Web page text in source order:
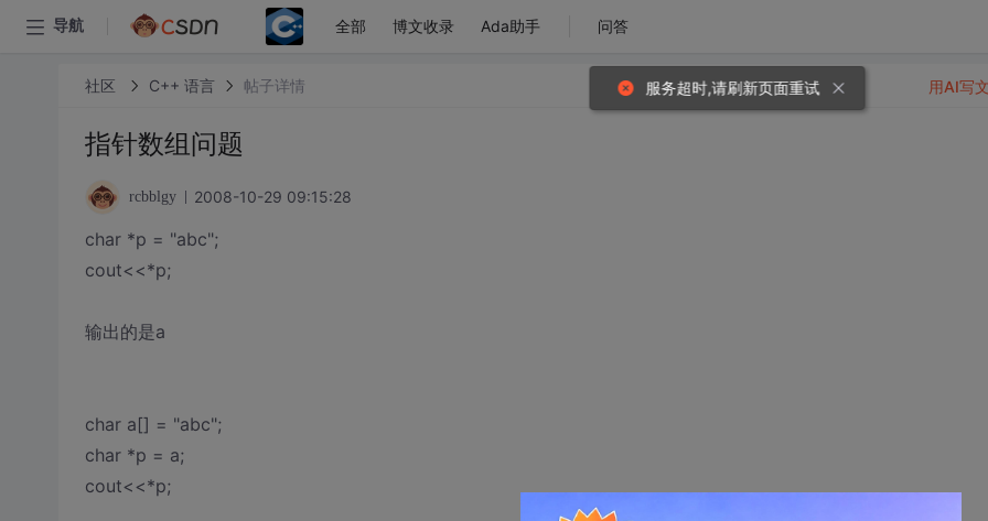
导航 全部 博文收录 Ada助手 问答
社区 C++ 语言 帖子详情
指针数组问题
rcbblgy 2008-10-29 09:15:28
char *p = "abc";
cout<<*p;
输出的是a
char a[] = "abc";
char *p = a;
cout<<*p;
用AI写
服务超时,请刷新页面重试